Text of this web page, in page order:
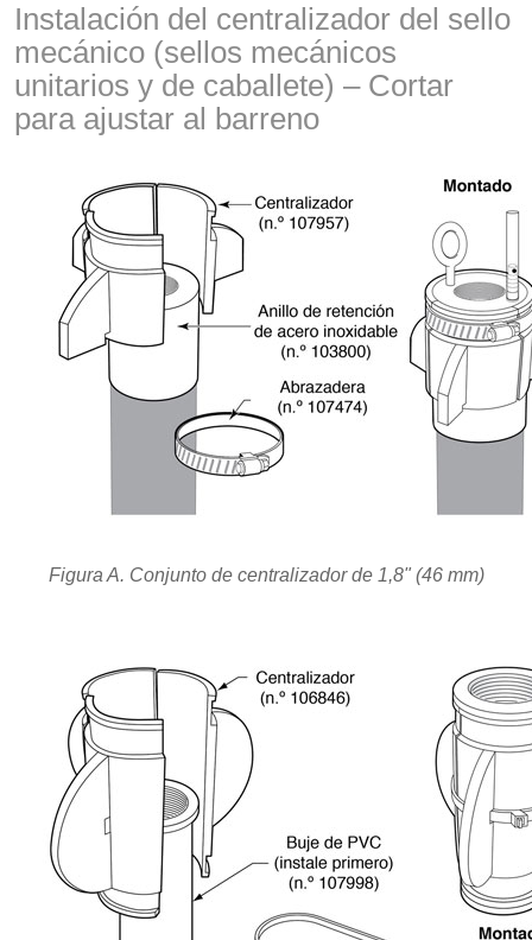
Instalación del centralizador del sello
mecánico (sellos mecánicos
unitarios y de caballete) – Cortar
para ajustar al barreno
Figura A. Conjunto de centralizador de 1,8" (46 mm)